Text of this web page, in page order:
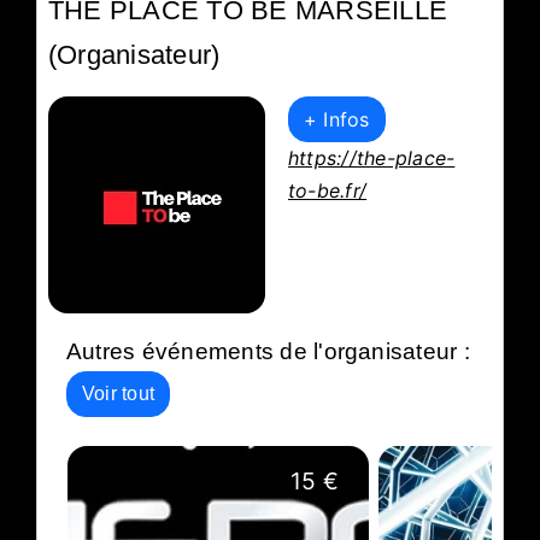
THE PLACE TO BE MARSEILLE
(Organisateur)
+ Infos
https://the-place-
to-be.fr/
Autres événements de l'organisateur :
Voir tout
15 €